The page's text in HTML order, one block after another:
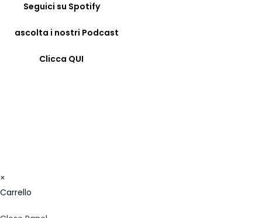
Seguici su Spotify
ascolta i nostri Podcast
Clicca QUI
×
Carrello